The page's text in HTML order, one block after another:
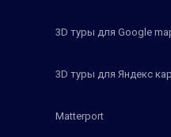
3D туры для Google
3D туры для Яндекс
Matterport